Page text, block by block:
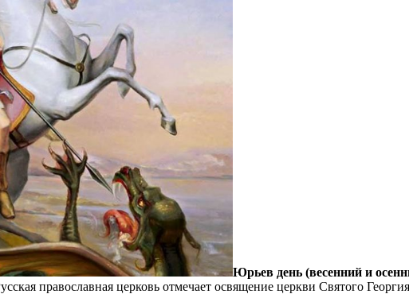
Юрьев день (весенний и
православная церковь отмечает освящение церкви Святого